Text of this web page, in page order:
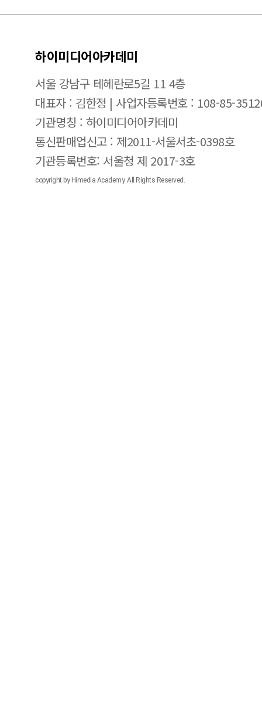
하이미디어아카데미
서울 강남구 테헤란로5길 11 4층
대표자 : 김한정 | 사업자등록번호 : 108-85-
기관명칭 : 하이미디어아카데미
통신판매업신고 : 제2011-서울서초-0398호
기관등록번호: 서울청 제 2017-3호
copyright by Himedia Academy. All Rights Reserved.